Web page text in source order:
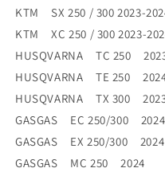
KTM SX 250 / 300 2023-
KTM XC 250 / 300 2023-
HUSQVARNA TC 250
HUSQVARNA TE 250
HUSQVARNA TX 300
GASGAS EC 250/300 2024
GASGAS EX 250/300 2024
GASGAS MC 250 2024